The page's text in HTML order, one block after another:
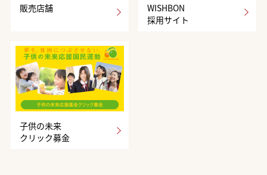
販売店舗
WISHBON
採用サイト
子供の未来
クリック募金